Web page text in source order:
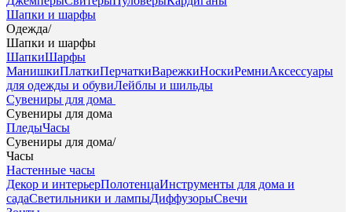
Шапки и шарфы
Одежда/
Шапки и шарфы
ШапкиШарфы
МанишкиПлаткиПерчаткиВарежкиНоскиРемниАксессуары
для одежды и обувиЛейблы и шильды
Сувениры для дома
Сувениры для дома
ПледыЧасы
Сувениры для дома/
Часы
Настенные часы
Декор и интерьерПолотенцаИнструменты для дома и
садаСветильники и лампыДиффузорыСвечи